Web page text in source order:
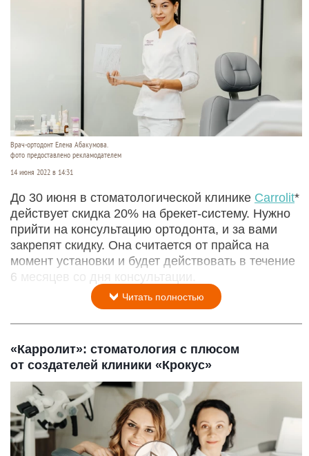
Врач-ортодонт Елена Абакумова.
фото предоставлено рекламодателем
14 июня 2022 в 14:31
До 30 июня в стоматологической клинике Carrolit*
действует скидка 20% на брекет-систему. Нужно
прийти на консультацию ортодонта, и за вами
закрепят скидку. Она считается от прайса на
момент установки и будет действовать в течение
6 месяцев со дня консультации.
Читать полностью
«Карролит»: стоматология с плюсом
от создателей клиники «Крокус»